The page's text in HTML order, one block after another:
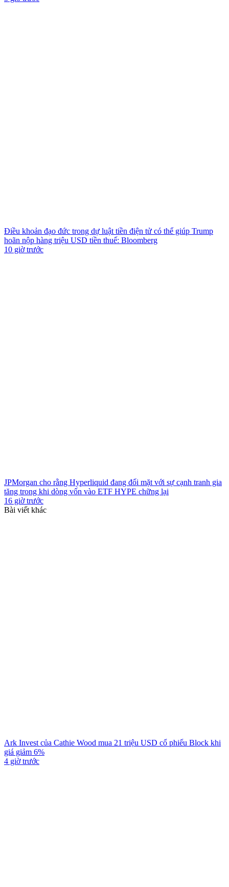
Điều khoản đạo đức trong dự luật tiền điện tử có thể giúp Trump
hoãn nộp hàng triệu USD tiền thuế: Bloomberg
10 giờ trước
JPMorgan cho rằng Hyperliquid đang đối mặt với sự cạnh tranh gia
tăng trong khi dòng vốn vào ETF HYPE chững lại
16 giờ trước
Bài viết khác
Ark Invest của Cathie Wood mua 21 triệu USD cổ phiếu Block khi
giá giảm 6%
4 giờ trước